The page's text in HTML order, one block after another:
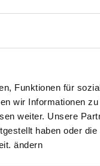
Funktionen für
wir Informationen
weiter. Unsere
haben oder
ändern